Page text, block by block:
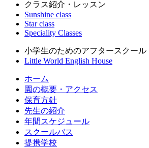
クラス紹介・レッスン
Sunshine class
Star class
Speciality Classes
小学生のためのアフタースクール
Little World English House
ホーム
園の概要・アクセス
保育方針
先生の紹介
年間スケジュール
スクールバス
提携学校